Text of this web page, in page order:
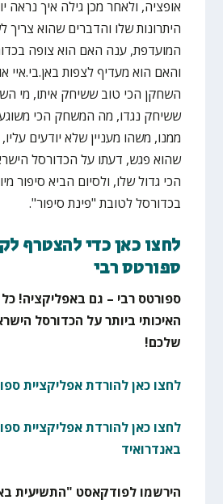
אופציה, ולאחר מכן גילה איך נראה
היתרונות שלו והדברים שהוא
המועדפת, ענה האם הוא צופה
והאם הוא מעדיף לצפות באן.בי.איי
השחקן הכי טוב ששיחק איתו, מי
ששיחק נגדו, מה המשחק הכי
ממנו, משהו מעניין שלא יודעים
שהוא פגש, דעתו על הכדורסל
הכי גדול שלו, ולסיום הביא סיפור
בכדורסל לטובת "פינת סיפור".
לחצו כאן כדי להצטרף
ספורטס רבי
ספורטס רבי – גם באפליקציה! כל
האיכותי ביותר על הכדורסל
שלכם!
לחצו כאן להורדת אפליקציית
לחצו כאן להורדת אפליקציית
באנדרואיד
הירשמו לפודקאסט "התשיעית